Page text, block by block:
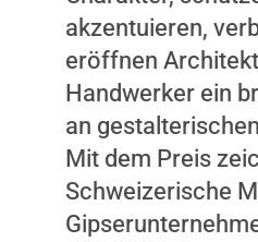
INHALT
akzentuieren,
eröffnen
Handwerker ein
an
Mit dem Preis
Schweizerische